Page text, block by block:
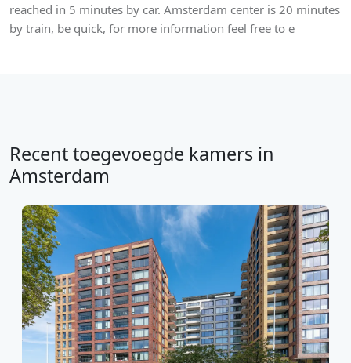
reached in 5 minutes by car. Amsterdam center is 20 minutes
by train, be quick, for more information feel free to e
Recent toegevoegde kamers in
Amsterdam